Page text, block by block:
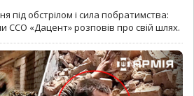
під обстрілом і сила побратимства:
ССО «Дацент» розповів про свій шлях.